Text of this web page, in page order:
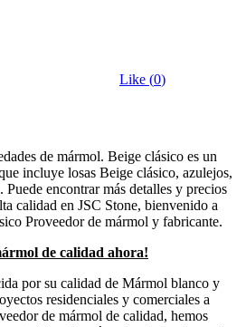
Like (0)
de mármol. Beige clásico es un
incluye losas Beige clásico, azulejos,
Puede encontrar más detalles y precios
calidad en JSC Stone, bienvenido a
Proveedor de mármol y fabricante.
de calidad ahora!
por su calidad de Mármol blanco y
residenciales y comerciales a
de mármol de calidad, hemos